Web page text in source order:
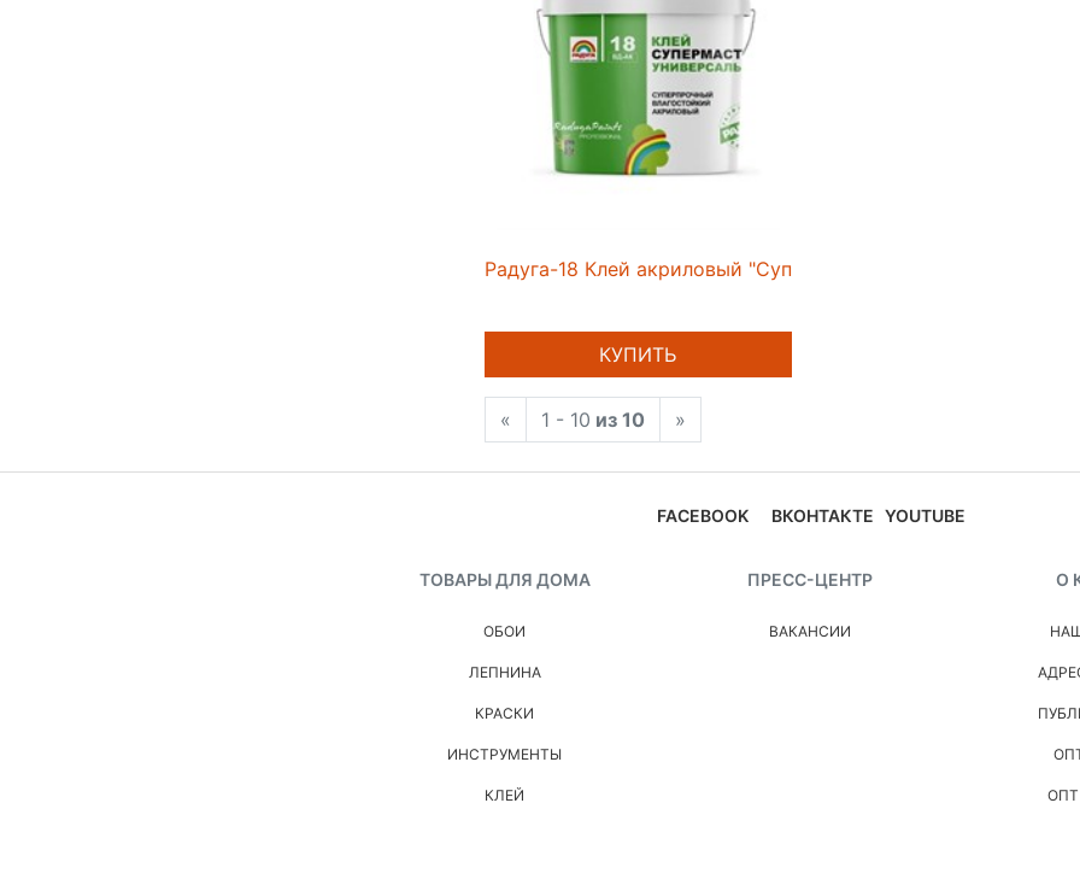
Радуга-18 Клей акриловый "Супермастика" 3,5 кг
КУПИТЬ
« 1 - 10 из 10 »
FACEBOOK ВКОНТАКТЕ YOUTUBE
ТОВАРЫ ДЛЯ ДОМА
ОБОИ
ЛЕПНИНА
КРАСКИ
ИНСТРУМЕНТЫ
КЛЕЙ
ПРЕСС-ЦЕНТР
ВАКАНСИИ
О